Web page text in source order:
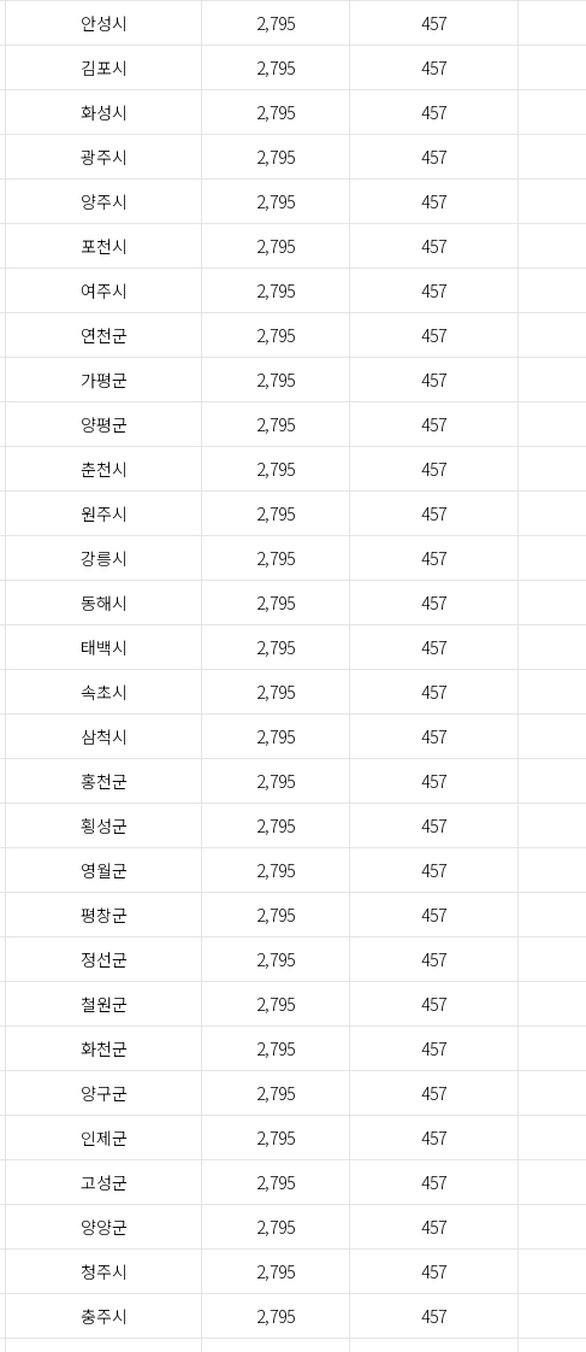
안성시 2,795 457
김포시 2,795 457
화성시 2,795 457
광주시 2,795 457
양주시 2,795 457
포천시 2,795 457
여주시 2,795 457
연천군 2,795 457
가평군 2,795 457
양평군 2,795 457
춘천시 2,795 457
원주시 2,795 457
강릉시 2,795 457
동해시 2,795 457
태백시 2,795 457
속초시 2,795 457
삼척시 2,795 457
홍천군 2,795 457
횡성군 2,795 457
영월군 2,795 457
평창군 2,795 457
정선군 2,795 457
철원군 2,795 457
화천군 2,795 457
양구군 2,795 457
인제군 2,795 457
고성군 2,795 457
양양군 2,795 457
청주시 2,795 457
충주시 2,795 457